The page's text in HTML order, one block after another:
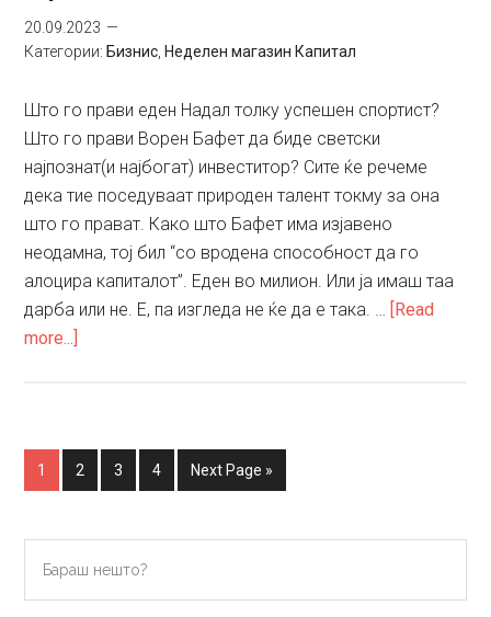
20.09.2023
Категории: Бизнис Неделен магазин Капитал
Што го прави еден Надал толку успешен спортист?
Што го прави Ворен Бафет да биде светски
најпознат(и најбогат) инвеститор? Сите ќе речеме
дека тие поседуваат природен талент токму за она
што го прават. Како што Бафет има изјавено
неодамна, тој бил “со вродена способност да го
алоцира капиталот”. Еден во милион. Или ја имаш таа
дарба или не. Е, па изгледа не ќе да е така. … [Read
more...]
врвни?
Go
to
1
Go
to
2
Go
to
3
Go
to
4
Go
to
Next Page »
Primary
Sidebar
нешто?